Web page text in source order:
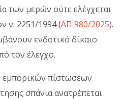
των μερών ούτε ελέγχεται
ν. 2251/1994 (ΑΠ 980/2025).
ενδοτικό δίκαιο
τον έλεγχο.
εμπορικών πίστωσεων
σπάνια ανατρέπεται